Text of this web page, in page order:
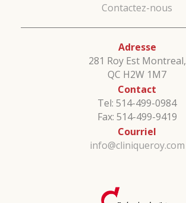
Contactez-nous
Adresse
281 Roy Est Montreal,
QC H2W 1M7
Contact
Tel: 514-499-0984
Fax: 514-499-9419
Courriel
info@cliniqueroy.com